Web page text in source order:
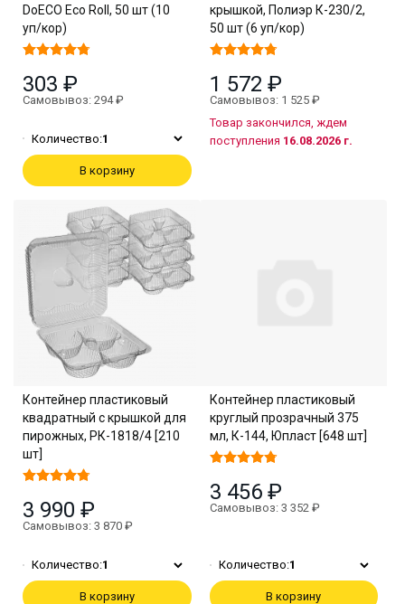
DoECO Eco Roll, 50 шт (10
уп/кор)
303 ₽
Самовывоз: 294 ₽
Количество:1
В корзину
крышкой, Полиэр К-230/2,
50 шт (6 уп/кор)
1 572 ₽
Самовывоз: 1 525 ₽
Товар закончился, ждем
поступления 16.08.2026 г.
Контейнер пластиковый
квадратный с крышкой для
пирожных, РК-1818/4 [210
шт]
3 990 ₽
Самовывоз: 3 870 ₽
Количество:1
В корзину
Контейнер пластиковый
круглый прозрачный 375
мл, К-144, Юпласт [648 шт]
3 456 ₽
Самовывоз: 3 352 ₽
Количество:1
В корзину